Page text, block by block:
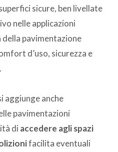
sicure, ben livellate
nelle applicazioni
pavimentazione
d’uso, sicurezza e
aggiunge anche
pavimentazioni
di accedere agli spazi
facilita eventuali